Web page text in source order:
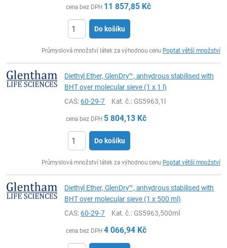
cena bez DPH 11 857,85 Kč
Do košíku
Průmyslová množství látek za výhodnou cenu Poptat větší množství
Diethyl Ether, GlenDry™, anhydrous stabilised with
BHT over molecular sieve (1 x 1 l)
CAS:60-29-7 Kat. č.: GS5963,1l
cena bez DPH 5 804,13 Kč
Do košíku
Průmyslová množství látek za výhodnou cenu Poptat větší množství
Diethyl Ether, GlenDry™, anhydrous stabilised with
BHT over molecular sieve (1 x 500 ml)
CAS:60-29-7 Kat. č.: GS5963,500ml
cena bez DPH 4 066,94 Kč